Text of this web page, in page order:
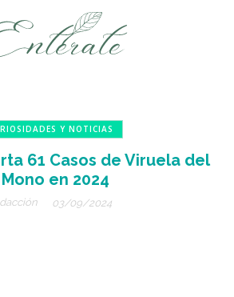
Y NOTICIAS
61 Casos de Viruela del
Mono en 2024
03/09/2024